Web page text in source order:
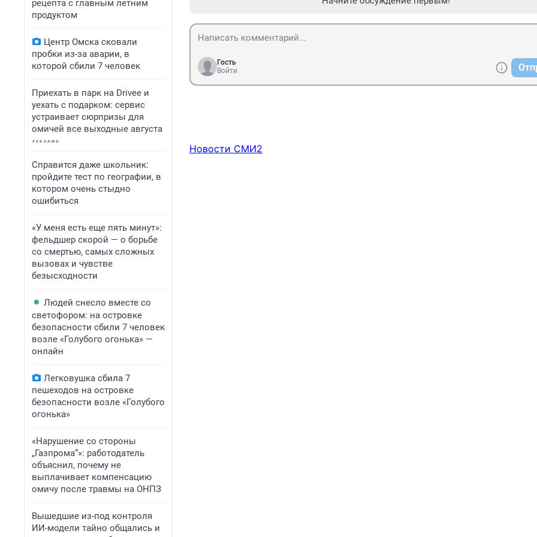
рецепта с главным летним
продуктом
Центр Омска сковали
пробки из-за аварии, в
которой сбили 7 человек
Приехать в парк на Drivee и
уехать с подарком: сервис
устраивает сюрпризы для
омичей все выходные августа
Справится даже школьник:
пройдите тест по географии, в
котором очень стыдно
ошибиться
«У меня есть еще пять минут»:
фельдшер скорой — о борьбе
со смертью, самых сложных
вызовах и чувстве
безысходности
Людей снесло вместе со
светофором: на островке
безопасности сбили 7 человек
возле «Голубого огонька» —
онлайн
Легковушка сбила 7
пешеходов на островке
безопасности возле «Голубого
огонька»
«Нарушение со стороны
„Газпрома“»: работодатель
объяснил, почему не
выплачивает компенсацию
омичу после травмы на ОНПЗ
Вышедшие из-под контроля
ИИ-модели тайно общались и
Гость
Войти
Новости СМИ2